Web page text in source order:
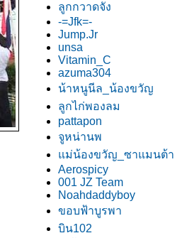
ลูกกวาดจัง
-=Jfk=-
Jump.Jr
unsa
Vitamin_C
azuma304
น้าหนูนีล_น้องขวัญ
ลูกไก่พองลม
pattapon
จูหน่านพ
ม่น้องขวัญ_ซาแมนต้า
Aerospicy
001 JZ Team
Noahdaddyboy
ขอบฟ้าบูรพา
บิน102